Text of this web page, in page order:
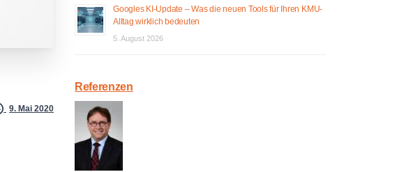
9. Mai 2020
Googles KI-Update – Was die neuen Tools für Ihren KMU-
Alltag wirklich bedeuten
5. August 2026
Referenzen